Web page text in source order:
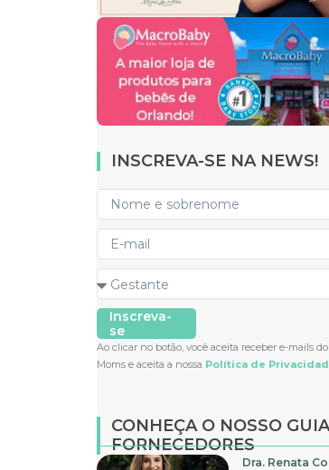
INSCREVA-SE NA NEWS!
Inscreva-
se
Ao clicar no botão, você aceita receber e-mails
Moms e aceita a nossa Política de
CONHEÇA O NOSSO
FORNECEDORES
Dra. Renata